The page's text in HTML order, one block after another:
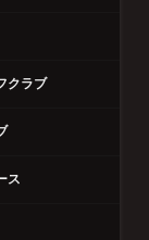
クラブ
ス